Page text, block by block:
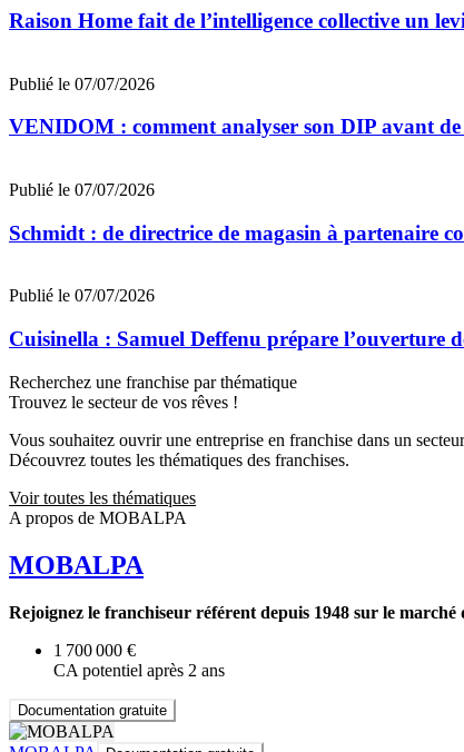
Raison Home fait de l’intelligence collective un
Publié le 07/07/2026
VENIDOM : comment analyser son DIP avant
Publié le 07/07/2026
Schmidt : de directrice de magasin à partenaire
Publié le 07/07/2026
Cuisinella : Samuel Deffenu prépare l’ouverture
Recherchez une franchise par thématique
Trouvez le secteur de vos rêves !
Vous souhaitez ouvrir une entreprise en franchise dans un
Découvrez toutes les thématiques des franchises.
Voir toutes les thématiques
A propos de MOBALPA
MOBALPA
Rejoignez le franchiseur référent depuis 1948 sur le marché
1 700 000 €
CA potentiel après 2 ans
Documentation gratuite